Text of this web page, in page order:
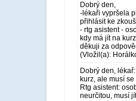
Dobrý den,
-lékaři vypršela
přihlásit ke
- rtg asistent -
kdy má jít na kurz
děkuji za
(Vložil(a):
Dobrý den,
kurz, ale musí
Rtg asistent:
neurčitou, musí